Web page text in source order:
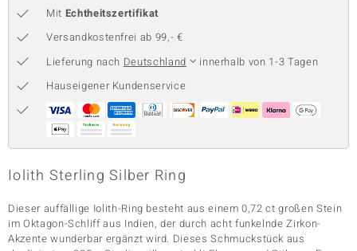
Collection
Classics
Mit Echtheitszertifikat
Versandkostenfrei ab 99,- €
Lieferung nach Deutschland
innerhalb von 1-3 Tagen
Hauseigener Kundenservice
Iolith Sterling Silber Ring
Dieser auffällige Iolith-Ring besteht aus einem 0,72 ct großen Stein
im Oktagon-Schliff aus Indien, der durch acht funkelnde Zirkon-
Akzente wunderbar ergänzt wird. Dieses Schmuckstück aus